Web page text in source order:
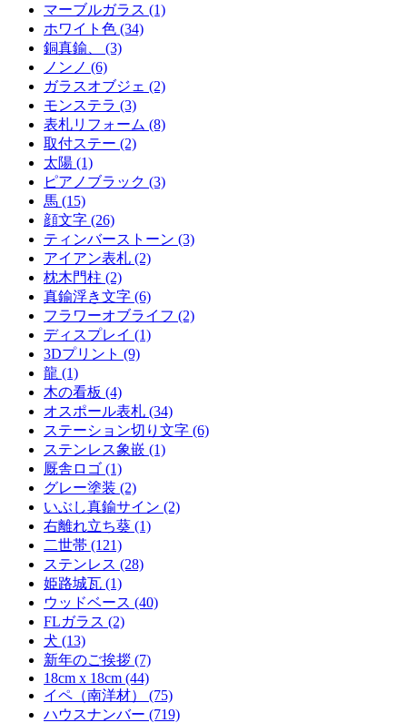
マーブルガラス (1)
ホワイト色 (34)
銅真鍮、 (3)
ノンノ (6)
ガラスオブジェ (2)
モンステラ (3)
表札リフォーム (8)
取付ステー (2)
太陽 (1)
ピアノブラック (3)
馬 (15)
顔文字 (26)
ティンバーストーン (3)
アイアン表札 (2)
枕木門柱 (2)
真鍮浮き文字 (6)
フラワーオブライフ (2)
ディスプレイ (1)
3Dプリント (9)
龍 (1)
木の看板 (4)
オスポール表札 (34)
ステーション切り文字 (6)
ステンレス象嵌 (1)
厩舎ロゴ (1)
グレー塗装 (2)
いぶし真鍮サイン (2)
右離れ立ち葵 (1)
二世帯 (121)
ステンレス (28)
姫路城瓦 (1)
ウッドベース (40)
FLガラス (2)
犬 (13)
新年のご挨拶 (7)
18cm x 18cm (44)
イペ（南洋材） (75)
ハウスナンバー (719)